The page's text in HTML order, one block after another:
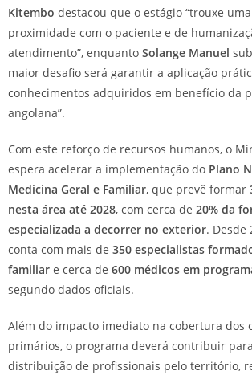
Kitembo destacou que o estágio “trouxe
proximidade com o paciente e de
atendimento”, enquanto Solange Manuel
maior desafio será garantir a aplicação
conhecimentos adquiridos em benefício da
angolana”.
Com este reforço de recursos humanos, o
espera acelerar a implementação do Plano
Medicina Geral e Familiar, que prevê formar
nesta área até 2028, com cerca de 20% da
especializada a decorrer no exterior. Desde
conta com mais de 350 especialistas
familiar e cerca de 600 médicos em
segundo dados oficiais.
Além do impacto imediato na cobertura dos
primários, o programa deverá contribuir
distribuição de profissionais pelo território,